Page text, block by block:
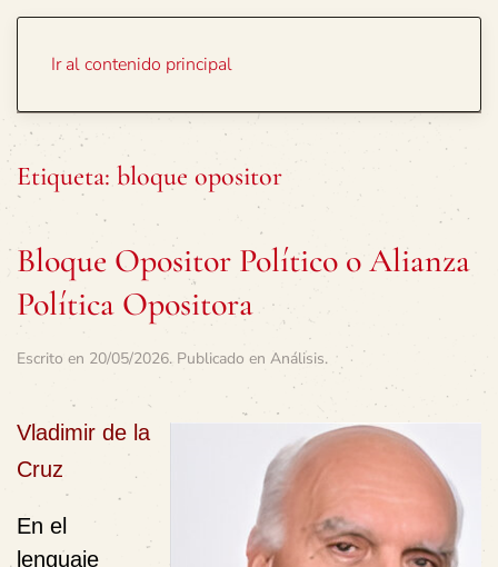
Ir al contenido principal
Etiqueta: bloque opositor
Bloque Opositor Político o Alianza
Política Opositora
Escrito en 20/05/2026. Publicado en Análisis.
Vladimir de la
Cruz
En el
lenguaje